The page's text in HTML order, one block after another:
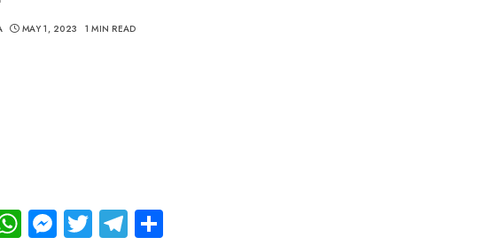
MAY 1, 2023 1 MIN READ
WhatsApp
Messenger
TwitterTelegram